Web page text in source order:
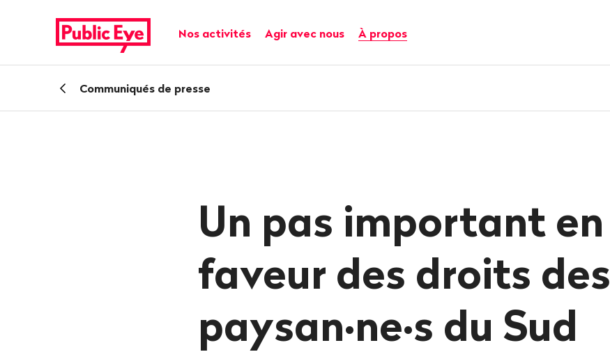
publiceye.ch
Navigation principale
Nos activités Agir avec nous À propos
RetourCommuniqués de presse
Un pas important en
faveur des droits des
paysan·ne·s du Sud